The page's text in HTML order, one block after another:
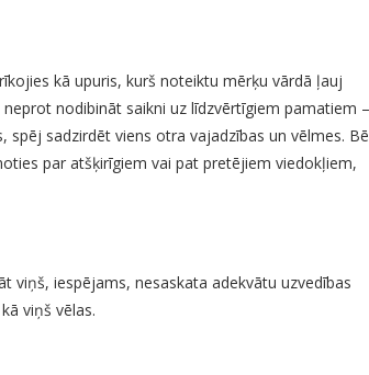
kā upuris, kurš noteiktu mērķu vārdā ļauj
nodibināt saikni uz līdzvērtīgiem pamatiem –
sadzirdēt viens otra vajadzības un vēlmes.
par atšķirīgiem vai pat pretējiem viedokļiem,
viņš, iespējams, nesaskata adekvātu uzvedības
viņš vēlas.